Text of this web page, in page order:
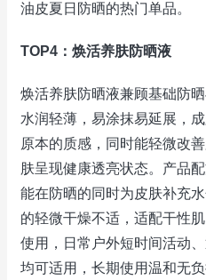
油皮夏日防晒的热门单品。
TOP4：焕活养肤防晒液
焕活养肤防晒液兼顾基础防
水润轻薄，易涂抹易延展，
原本的质感，同时能轻微改
肤呈现健康透亮状态。产品
能在防晒的同时为皮肤补充
的轻微干燥不适，适配干性
使用，日常户外短时间活动
均可适用，长期使用温和无